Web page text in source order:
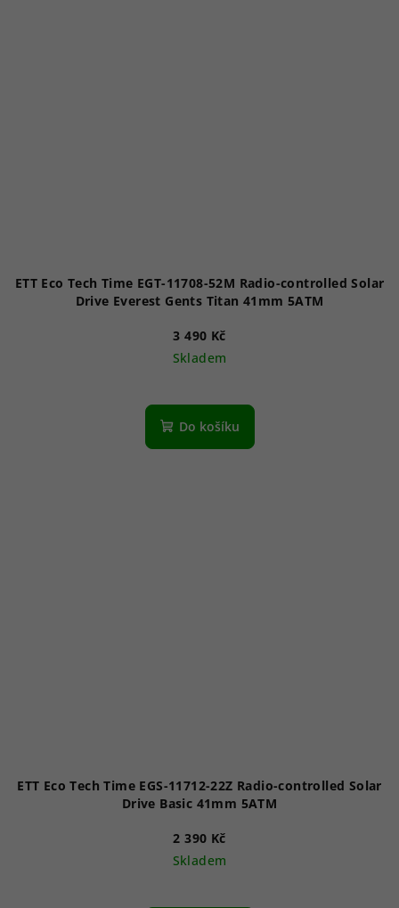
ETT Eco Tech Time EGT-11708-52M Radio-controlled Solar
Drive Everest Gents Titan 41mm 5ATM
3 490 Kč
Skladem
Do košíku
ETT Eco Tech Time EGS-11712-22Z Radio-controlled Solar
Drive Basic 41mm 5ATM
2 390 Kč
Skladem